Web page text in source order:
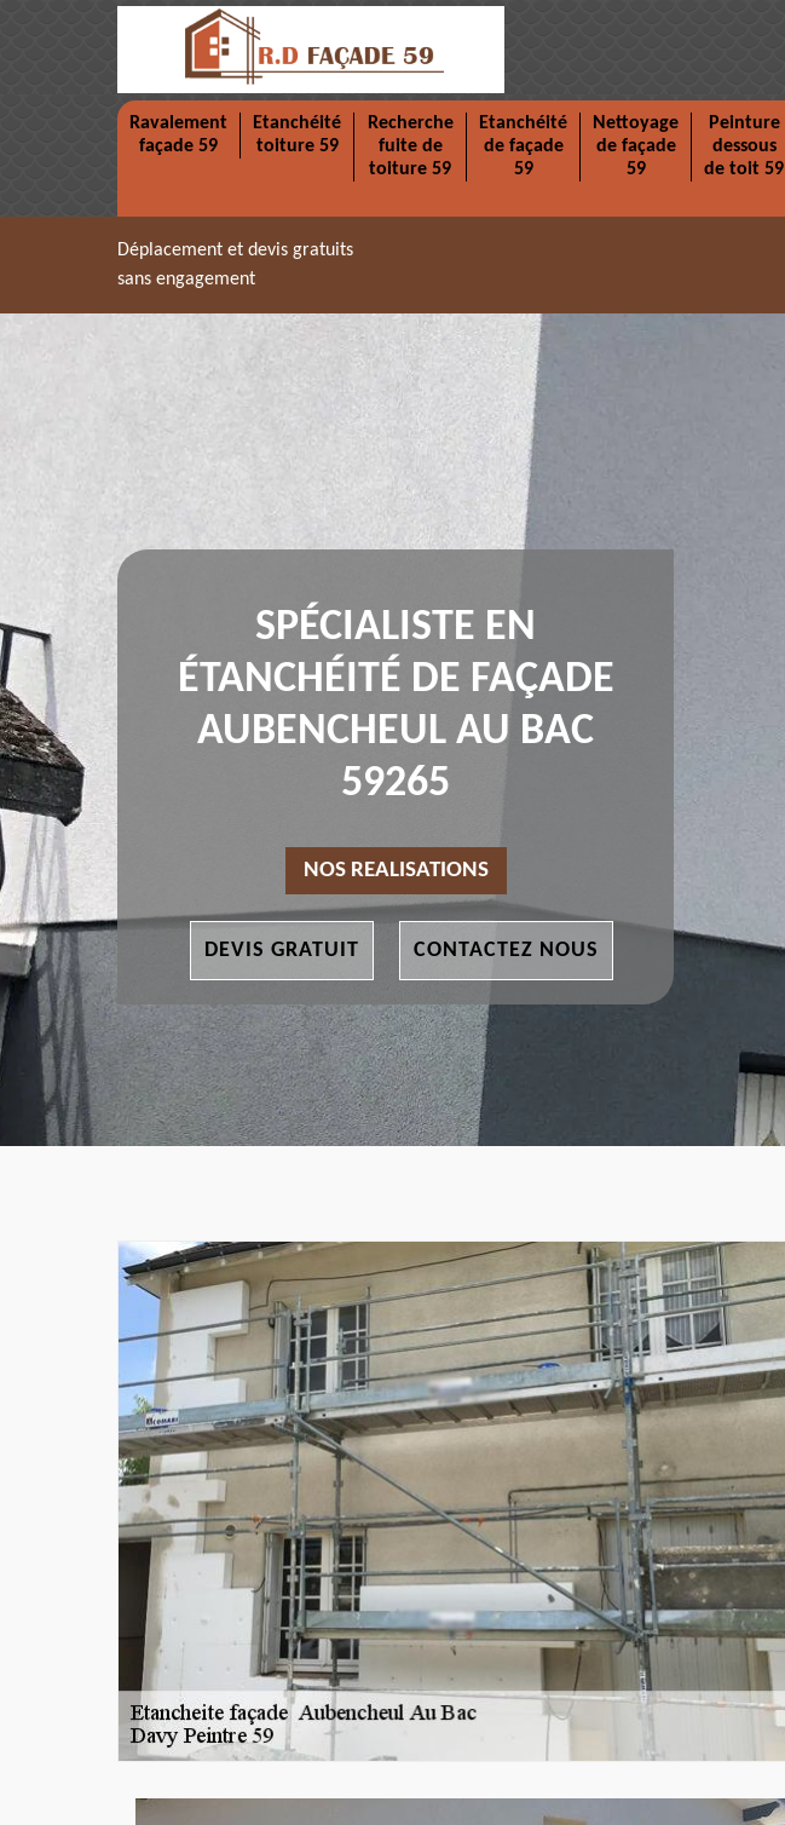
Ravalement
façade 59
Etanchéité
toiture 59
Recherche
fuite de
toiture 59
Etanchéité
de façade
59
Nettoyage
de façade
59
Peinture
dessous
de toit 59
Déplacement et devis gratuits
sans engagement
SPÉCIALISTE EN
ÉTANCHÉITÉ DE FAÇADE
AUBENCHEUL AU BAC
59265
NOS REALISATIONS
DEVIS GRATUIT CONTACTEZ NOUS